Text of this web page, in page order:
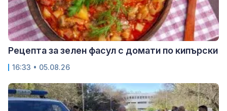
Рецепта за зелен фасул с домати по кипърски
16:33 • 05.08.26